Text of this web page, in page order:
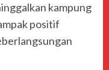
kampung
positif